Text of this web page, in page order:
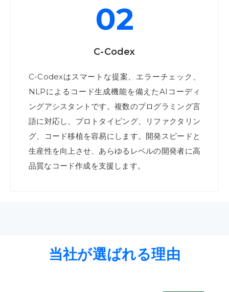
02
C-Codex
C-Codexはスマートな提案、エラーチェック、
NLPによるコード生成機能を備えたAIコーディ
ングアシスタントです。複数のプログラミング言
語に対応し、プロトタイピング、リファクタリン
グ、コード移植を容易にします。開発スピードと
生産性を向上させ、あらゆるレベルの開発者に高
品質なコード作成を支援します。
当社が選ばれる理由